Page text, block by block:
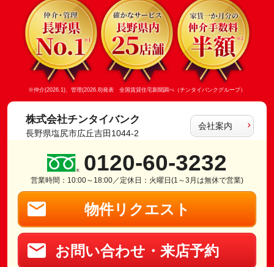
※仲介(2026.1)、管理(2026.8)発表 全国賃貸住宅新聞調べ（チンタイバンクグループ）
株式会社チンタイバンク
長野県塩尻市広丘吉田1044-2
会社案内
0120-60-3232
営業時間：10:00～18:00／定休日：火曜日(1～3月は無休で営業)
物件リクエスト
お問い合わせ・来店予約